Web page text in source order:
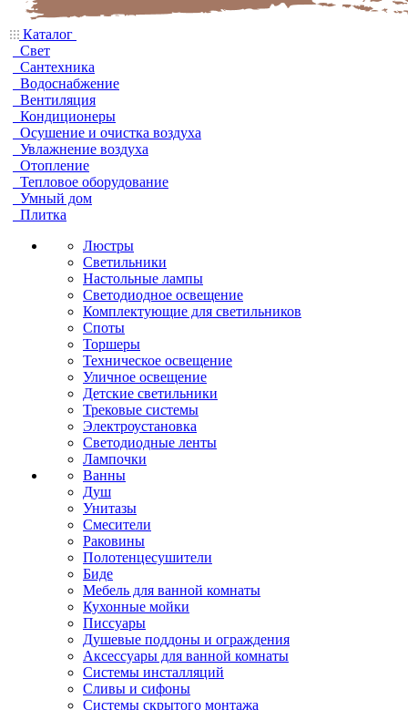
Каталог
Свет
Сантехника
Водоснабжение
Вентиляция
Кондиционеры
Осушение и очистка воздуха
Увлажнение воздуха
Отопление
Тепловое оборудование
Умный дом
Плитка
Люстры
Светильники
Настольные лампы
Светодиодное освещение
Комплектующие для светильников
Споты
Торшеры
Техническое освещение
Уличное освещение
Детские светильники
Трековые системы
Электроустановка
Светодиодные ленты
Лампочки
Ванны
Душ
Унитазы
Смесители
Раковины
Полотенцесушители
Биде
Мебель для ванной комнаты
Кухонные мойки
Писсуары
Душевые поддоны и ограждения
Аксессуары для ванной комнаты
Системы инсталляций
Сливы и сифоны
Системы скрытого монтажа